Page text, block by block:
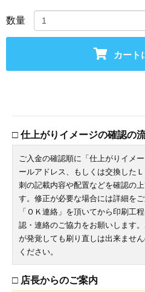
数量
カート
□ 仕上がりイメージの確認の
ご入金の確認順に「仕上がりイメ
ールアドレス、もしくは交換した
刺の記載内容や配置などを確認の
す。修正が必要な場合には詳細をご
「ＯＫ連絡」を頂いてから印刷工
認・連絡のご協力をお願いします
が発覚しても刷り直しは出来ませ
ください。
□ 店長からのご案内